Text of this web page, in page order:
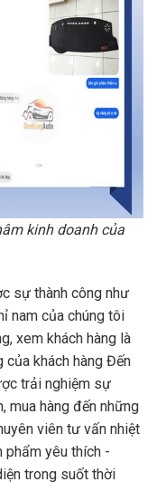
kinh doanh của
sự thành công như
nam của chúng tôi
xem khách hàng là
của khách hàng Đến
trải nghiệm sự
mua hàng đến những
viên tư vấn nhiệt
phẩm yêu thích -
trong suốt thời